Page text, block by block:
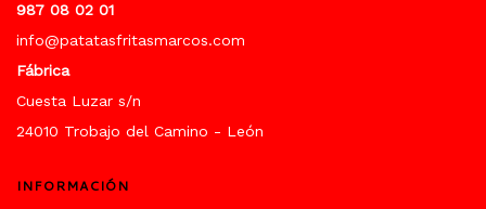
987 08 02 01
info@patatasfritasmarcos.com
Fábrica
Cuesta Luzar s/n
24010 Trobajo del Camino - León
INFORMACIÓN